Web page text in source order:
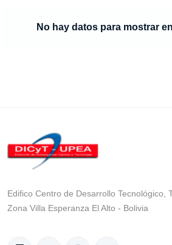
No hay datos para mostrar
Edifico Centro de Desarrollo Tecnológico,
Zona Villa Esperanza El Alto - Bolivia